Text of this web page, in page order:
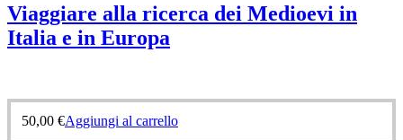
Viaggiare alla ricerca dei Medioevi in
Italia e in Europa
50,00 €Aggiungi al carrello